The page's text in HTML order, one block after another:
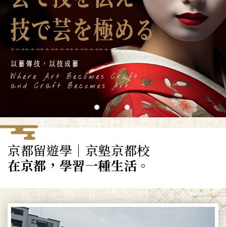
京都留遊學 京都留遊學
京都留遊學｜京塾京都校
在京都，學習一種生活。